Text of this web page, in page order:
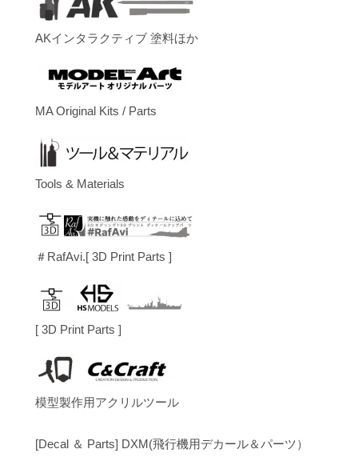
AKインタラクティブ 塗料ほか
MA Original Kits / Parts
Tools & Materials
＃RafAvi.[ 3D Print Parts ]
[ 3D Print Parts ]
模型製作用アクリルツール
[Decal ＆ Parts] DXM(飛行機用デカール＆パーツ）